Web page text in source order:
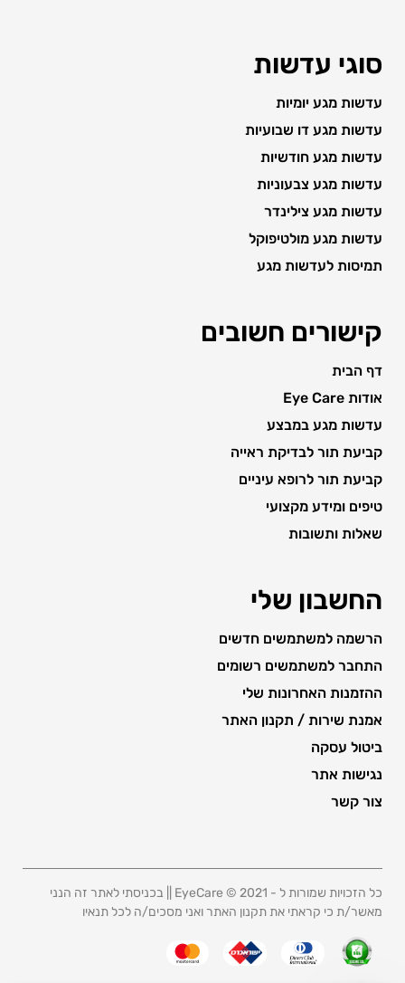
סוגי עדשות
עדשות מגע יומיות
עדשות מגע דו שבועיות
עדשות מגע חודשיות
עדשות מגע צבעוניות
עדשות מגע צילינדר
עדשות מגע מולטיפוקל
תמיסות לעדשות מגע
קישורים חשובים
דף הבית
אודות Eye Care
עדשות מגע במבצע
קביעת תור לבדיקת ראייה
קביעת תור לרופא עיניים
טיפים ומידע מקצועי
שאלות ותשובות
החשבון שלי
הרשמה למשתמשים חדשים
התחבר למשתמשים רשומים
ההזמנות האחרונות שלי
אמנת שירות / תקנון האתר
ביטול עסקה
נגישות אתר
צור קשר
כל הזכויות שמורות ל - 2021 © EyeCare || בכניסתי לאתר זה הנני
מאשר/ת כי קראתי את תקנון האתר ואני מסכים/ה לכל תנאיו